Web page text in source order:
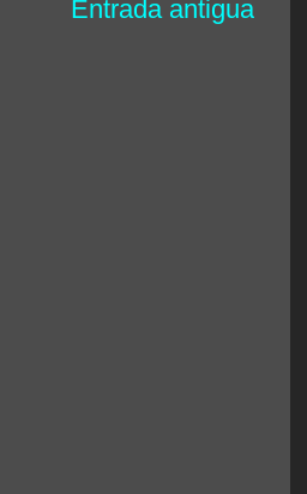
Entrada antigua